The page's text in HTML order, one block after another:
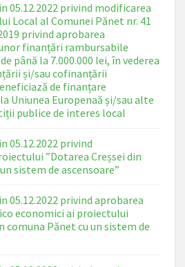
05.12.2022 privind modificarea
Local al Comunei Pănet nr. 41
privind aprobarea
finanțări rambursabile
până la 7.000.000 lei, în vederea
și/sau cofinanțării
de finanțare
Uniunea Europenaă și/sau alte
publice de interes local
05.12.2022 privind
”Dotarea Creșsei din
sistem de ascensoare”
05.12.2022 privind aprobarea
economici ai proiectului
comuna Pănet cu un sistem de